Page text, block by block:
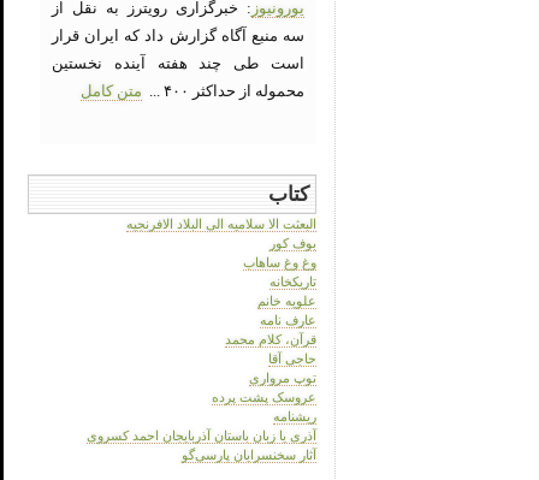
یورونیوز : خبرگزاری رویترز به نقل از
سه منبع آگاه گزارش داد که ایران قرار
است طی چند هفته آینده نخستین
محموله از حداکثر ۴۰۰ ...
متن کامل
کتاب
البعثت الا سلامیه الی البلاد الافرنجیه
بوف کور
وغ وغ ساهاب
تاریکخانه
علویه خانم
عارف نامه
قرآن، کلام محمد
حاجی آقا
توپ مرواری
عروسک پشت پرده
ریشنامه
آذری یا زبان باستان آذربایجان احمد کسروی
آثار سخنسرایان پارسی‌گو